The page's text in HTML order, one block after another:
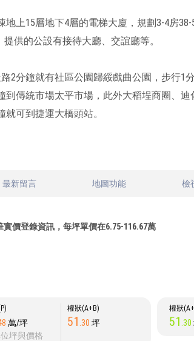
地上15層地下4層的電梯大廈，規劃3-4房
提供的公設有接待大廳、交誼廳等。
2分鐘就有社區公園歸綏戲曲公園，步行1
到傳統市場太平市場，此外大稻埕商圈、
可到捷運大橋頭站。
最新留言 地圖功能 檢
實價登錄資訊，每坪單價在6.75-116.67萬
萬/坪
坪與價格
權狀(A+B)
51 .30 坪
權狀
51 .30